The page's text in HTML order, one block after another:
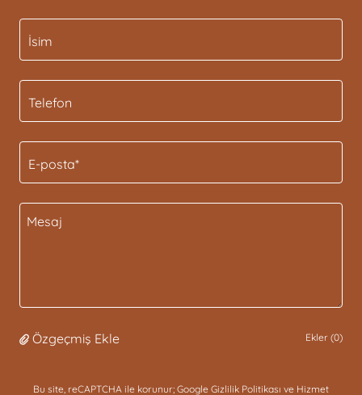
İsim
Telefon
E-posta*
Özgeçmiş Ekle Ekler (0)
Bu site, reCAPTCHA ile korunur; Google Gizlilik Politikası ve Hizmet